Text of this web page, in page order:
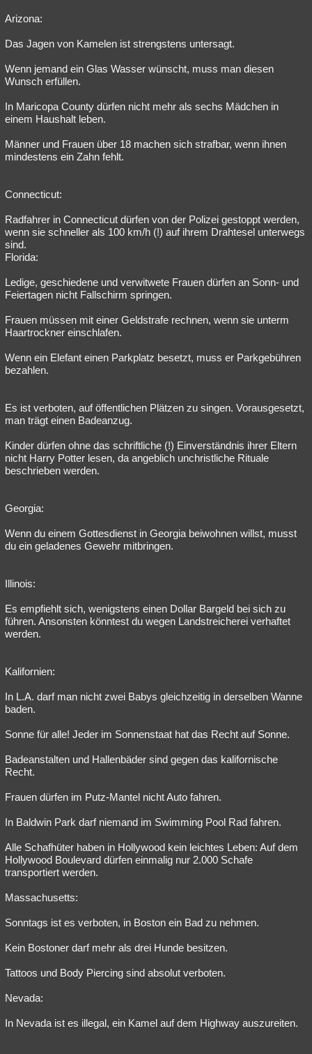
Arizona:
Das Jagen von Kamelen ist strengstens untersagt.
Wenn jemand ein Glas Wasser wünscht, muss man diesen
Wunsch erfüllen.
In Maricopa County dürfen nicht mehr als sechs Mädchen in
einem Haushalt leben.
Männer und Frauen über 18 machen sich strafbar, wenn ihnen
mindestens ein Zahn fehlt.
Connecticut:
Radfahrer in Connecticut dürfen von der Polizei gestoppt werden,
wenn sie schneller als 100 km/h (!) auf ihrem Drahtesel unterwegs
sind.
Florida:
Ledige, geschiedene und verwitwete Frauen dürfen an Sonn- und
Feiertagen nicht Fallschirm springen.
Frauen müssen mit einer Geldstrafe rechnen, wenn sie unterm
Haartrockner einschlafen.
Wenn ein Elefant einen Parkplatz besetzt, muss er Parkgebühren
bezahlen.
Es ist verboten, auf öffentlichen Plätzen zu singen. Vorausgesetzt,
man trägt einen Badeanzug.
Kinder dürfen ohne das schriftliche (!) Einverständnis ihrer Eltern
nicht Harry Potter lesen, da angeblich unchristliche Rituale
beschrieben werden.
Georgia:
Wenn du einem Gottesdienst in Georgia beiwohnen willst, musst
du ein geladenes Gewehr mitbringen.
Illinois:
Es empfiehlt sich, wenigstens einen Dollar Bargeld bei sich zu
führen. Ansonsten könntest du wegen Landstreicherei verhaftet
werden.
Kalifornien:
In L.A. darf man nicht zwei Babys gleichzeitig in derselben Wanne
baden.
Sonne für alle! Jeder im Sonnenstaat hat das Recht auf Sonne.
Badeanstalten und Hallenbäder sind gegen das kalifornische
Recht.
Frauen dürfen im Putz-Mantel nicht Auto fahren.
In Baldwin Park darf niemand im Swimming Pool Rad fahren.
Alle Schafhüter haben in Hollywood kein leichtes Leben: Auf dem
Hollywood Boulevard dürfen einmalig nur 2.000 Schafe
transportiert werden.
Massachusetts:
Sonntags ist es verboten, in Boston ein Bad zu nehmen.
Kein Bostoner darf mehr als drei Hunde besitzen.
Tattoos und Body Piercing sind absolut verboten.
Nevada:
In Nevada ist es illegal, ein Kamel auf dem Highway auszureiten.